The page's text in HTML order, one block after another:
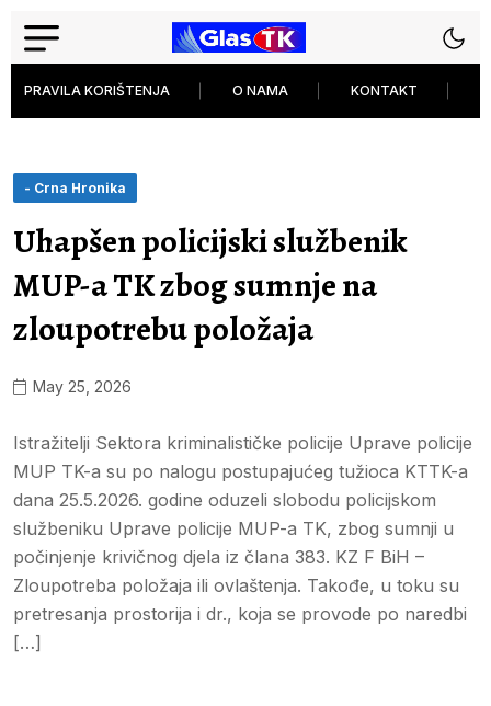
PRAVILA KORIŠTENJA O NAMA KONTAKT
- Crna Hronika
Uhapšen policijski službenik
MUP-a TK zbog sumnje na
zloupotrebu položaja
May 25, 2026
Istražitelji Sektora kriminalističke policije Uprave policije
MUP TK-a su po nalogu postupajućeg tužioca KTTK-a
dana 25.5.2026. godine oduzeli slobodu policijskom
službeniku Uprave policije MUP-a TK, zbog sumnji u
počinjenje krivičnog djela iz člana 383. KZ F BiH –
Zloupotreba položaja ili ovlaštenja. Takođe, u toku su
pretresanja prostorija i dr., koja se provode po naredbi
[…]